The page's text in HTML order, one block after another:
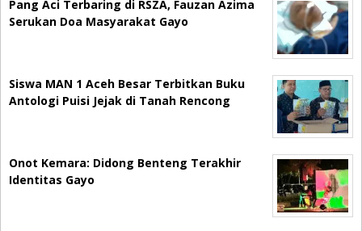
Pang Aci Terbaring di RSZA, Fauzan Azima
Serukan Doa Masyarakat Gayo
Siswa MAN 1 Aceh Besar Terbitkan Buku
Antologi Puisi Jejak di Tanah Rencong
Onot Kemara: Didong Benteng Terakhir
Identitas Gayo